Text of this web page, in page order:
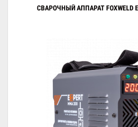
СВАРОЧНЫЙ АППАРАТ FOXWELD